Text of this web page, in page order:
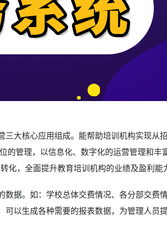
大核心应用组成。能帮助培训机构实现从
的管理，以信息化、数字化的运营管理和丰
，全面提升教育培训机构的业绩及盈利能
据。如：学校总体交费情况、各分部交费
以生成各种需要的报表数据，为管理人员提